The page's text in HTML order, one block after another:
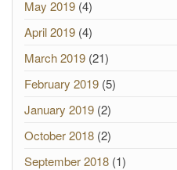
May 2019 (4)
April 2019 (4)
March 2019 (21)
February 2019 (5)
January 2019 (2)
October 2018 (2)
September 2018 (1)